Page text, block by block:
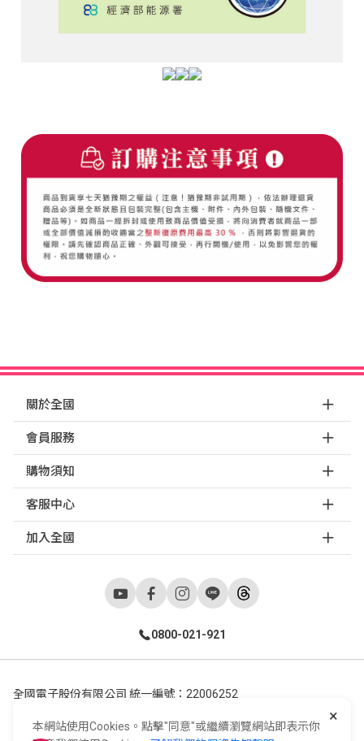
關於全國
會員服務
購物須知
客服中心
加入全國
0800-021-921
全國電子股份有限公司 統一編號：22006252
Copyright ©2026©
×
本網站使用Cookies。點擊"同意"或繼續瀏覽網站即表示你